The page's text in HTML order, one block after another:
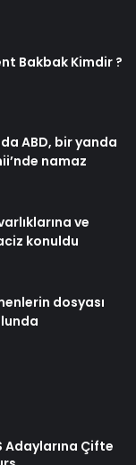
Bakbak Kimdir ?
ABD, bir yanda
namaz
ve
konuldu
dosyası
Adaylarına Çifte